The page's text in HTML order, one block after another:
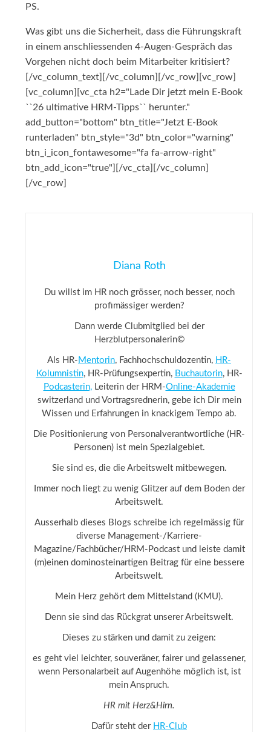
PS.
Was gibt uns die Sicherheit, dass die Führungskraft
in einem anschliessenden 4-Augen-Gespräch das
Vorgehen nicht doch beim Mitarbeiter kritisiert?
[/vc_column_text][/vc_column][/vc_row][vc_row]
[vc_column][vc_cta h2="Lade Dir jetzt mein E-Book
``26 ultimative HRM-Tipps`` herunter."
add_button="bottom" btn_title="Jetzt E-Book
runterladen" btn_style="3d" btn_color="warning"
btn_i_icon_fontawesome="fa fa-arrow-right"
btn_add_icon="true"][/vc_cta][/vc_column]
[/vc_row]
Diana Roth
Du willst im HR noch grösser, noch besser, noch
profimässiger werden?
Dann werde Clubmitglied bei der
Herzblutpersonalerin©
Als HR- Mentorin, Fachhochschuldozentin, HR-
Kolumnistin, HR-Prüfungsexpertin, Buchautorin, HR-
Podcasterin,Leiterin der HRM-Online-Akademie
switzerland und Vortragsrednerin, gebe ich Dir mein
Wissen und Erfahrungen in knackigem Tempo ab.
Die Positionierung von Personalverantwortliche (HR-
Personen) ist mein Spezialgebiet.
Sie sind es, die die Arbeitswelt mitbewegen.
Immer noch liegt zu wenig Glitzer auf dem Boden der
Arbeitswelt.
Ausserhalb dieses Blogs schreibe ich regelmässig für
diverse Management-/Karriere-
Magazine/Fachbücher/HRM-Podcast und leiste damit
(m)einen dominosteinartigen Beitrag für eine bessere
Arbeitswelt.
Mein Herz gehört dem Mittelstand (KMU).
Denn sie sind das Rückgrat unserer Arbeitswelt.
Dieses zu stärken und damit zu zeigen:
es geht viel leichter, souveräner, fairer und gelassener,
wenn Personalarbeit auf Augenhöhe möglich ist, ist
mein Anspruch.
HR mit Herz&Hirn.
Dafür steht der HR-Club